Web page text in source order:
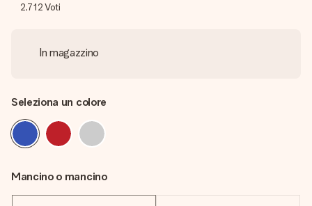
2,712Voti
In magazzino
Seleziona un colore
Mancino o mancino